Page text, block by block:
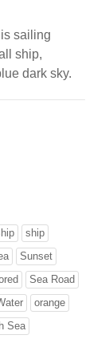
sailing
ship,
dark sky.
ship
Sunset
Sea Road
orange
Sea